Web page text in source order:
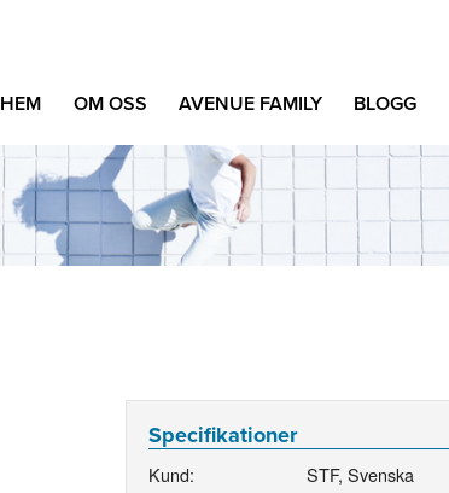
HEM OM OSS AVENUE FAMILY BLOGG
Specifikationer
Kund:
STF, Svenska